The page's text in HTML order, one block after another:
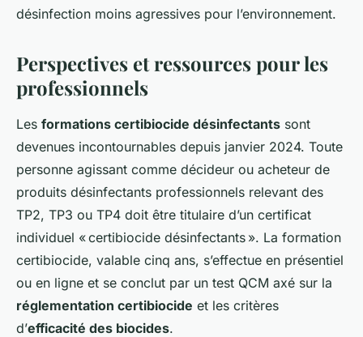
désinfection moins agressives pour l’environnement.
Perspectives et ressources pour les
professionnels
Les formations certibiocide désinfectants sont
devenues incontournables depuis janvier 2024. Toute
personne agissant comme décideur ou acheteur de
produits désinfectants professionnels relevant des
TP2, TP3 ou TP4 doit être titulaire d’un certificat
individuel « certibiocide désinfectants ». La formation
certibiocide, valable cinq ans, s’effectue en présentiel
ou en ligne et se conclut par un test QCM axé sur la
réglementation certibiocide et les critères
d’efficacité des biocides.